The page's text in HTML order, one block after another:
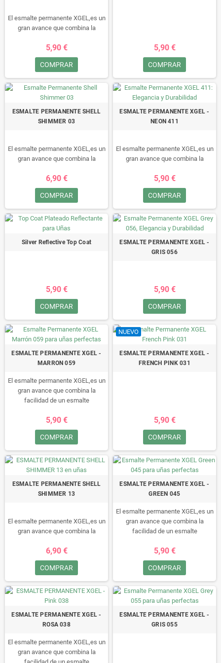
El esmalte permanente XGEL,es un
gran avance que combina la
permanente con la durabilidad de
un gel.
Durante un minimo de 15 dias
disfruta de sus uñas
perfectamente, sin arañazos,
retoques ni manchas, fácil de
5,90 €
COMPRAR
5,90 €
COMPRAR
ESMALTE PERMANENTE SHELL
SHIMMER 03
El esmalte permanente XGEL,es un
gran avance que combina la
permanente con la durabilidad de
un gel.
Durante un minimo de 15 dias
disfruta de sus uñas
perfectamente, sin arañazos,
retoques ni manchas, fácil de
esmalte no se puede secar al aire,
6,90 €
COMPRAR
ESMALTE PERMANENTE XGEL -
NEON 411
El esmalte permanente XGEL,es un
gran avance que combina la
permanente con la durabilidad de
un gel.
Durante un minimo de 15 dias
disfruta de sus uñas
perfectamente, sin arañazos,
retoques ni manchas, fácil de
5,90 €
COMPRAR
Silver Reflective Top Coat
5,90 €
COMPRAR
ESMALTE PERMANENTE XGEL -
GRIS 056
5,90 €
COMPRAR
ESMALTE PERMANENTE XGEL -
MARRON 059
El esmalte permanente XGEL,es un
gran avance que combina la
facilidad de un esmalte
un gel.
Durante un minimo de 15 dias
disfruta de sus uñas
perfectamente, sin arañazos,
retoques ni manchas, fácil de
quitar, en 10 minutos!!• Este
5,90 €
COMPRAR
NUEVO
ESMALTE PERMANENTE XGEL -
FRENCH PINK 031
5,90 €
COMPRAR
ESMALTE PERMANENTE SHELL
SHIMMER 13
El esmalte permanente XGEL,es un
gran avance que combina la
permanente con la durabilidad de
un gel.
Durante un minimo de 15 dias
disfruta de sus uñas
perfectamente, sin arañazos,
retoques ni manchas, fácil de
lámpara LED/UV.
6,90 €
COMPRAR
ESMALTE PERMANENTE XGEL -
GREEN 045
El esmalte permanente XGEL,es un
gran avance que combina la
facilidad de un esmalte
un gel.
Durante un minimo de 15 dias
disfruta de sus uñas
perfectamente, sin arañazos,
retoques ni manchas, fácil de
quitar, en 10 minutos!!• Este
5,90 €
COMPRAR
ESMALTE PERMANENTE XGEL -
ROSA 038
El esmalte permanente XGEL,es un
gran avance que combina la
ESMALTE PERMANENTE XGEL -
GRIS 055